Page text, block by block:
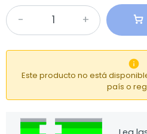

Este producto no está
país o